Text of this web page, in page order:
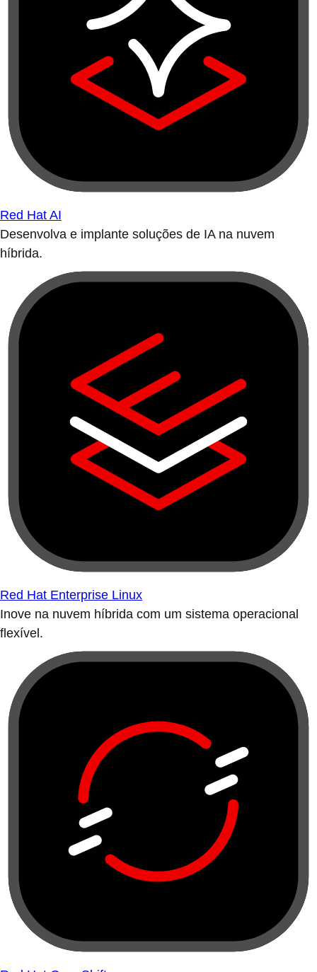
Red Hat AI
Desenvolva e implante soluções de IA na nuvem
híbrida.
Red Hat Enterprise Linux
Inove na nuvem híbrida com um sistema operacional
flexível.